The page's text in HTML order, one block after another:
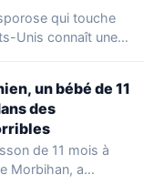
qui touche
Unis connaît une
un bébé de 11
des
de 11 mois à
Morbihan, a